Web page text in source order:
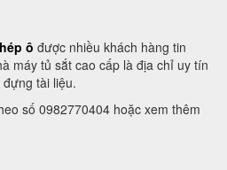
ô được nhiều khách hàng tin
máy tủ sắt cao cấp là địa chỉ uy tín
tài liệu.
số 0982770404 hoặc xem thêm